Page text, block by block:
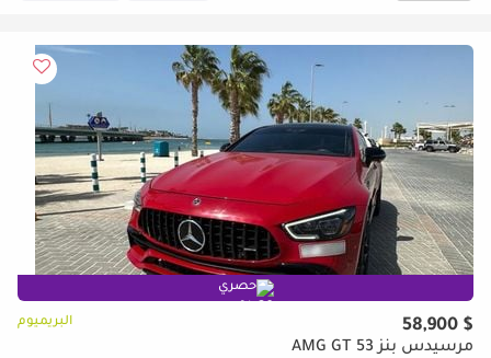
حصري
$ 58,900 البريميوم
مرسيدس بنز AMG GT 53